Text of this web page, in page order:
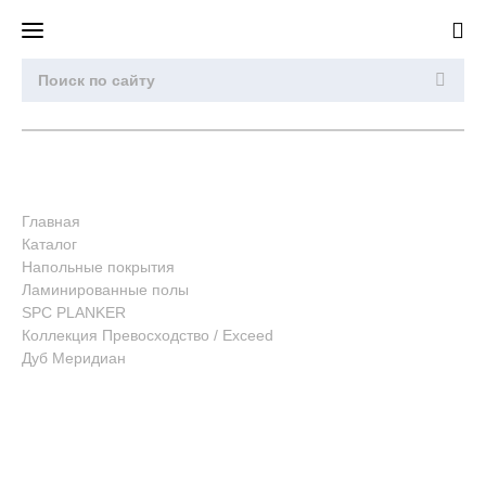
Главная
Каталог
Напольные покрытия
Ламинированные полы
SPC PLANKER
Коллекция Превосходство / Exceed
Дуб Меридиан